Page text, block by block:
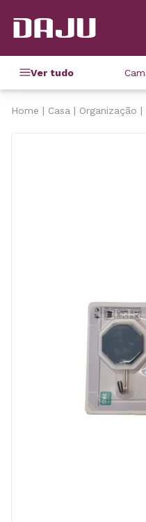
Ver tudo
Home Casa Organização